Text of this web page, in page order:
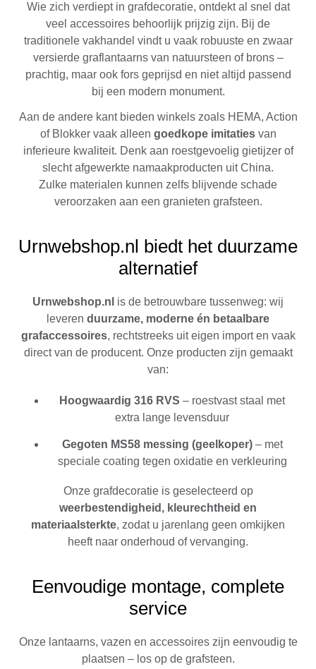
Wie zich verdiept in grafdecoratie, ontdekt al snel dat
veel accessoires behoorlijk prijzig zijn. Bij de
traditionele vakhandel vindt u vaak robuuste en zwaar
versierde graflantaarns van natuursteen of brons –
prachtig, maar ook fors geprijsd en niet altijd passend
bij een modern monument.
Aan de andere kant bieden winkels zoals HEMA, Action
of Blokker vaak alleen goedkope imitatiesvan
inferieure kwaliteit. Denk aan roestgevoelig gietijzer of
slecht afgewerkte namaakproducten uit China.
Zulke materialen kunnen zelfs blijvende schade
veroorzaken aan een granieten grafsteen.
Urnwebshop.nl biedt het duurzame
alternatief
Urnwebshop.nl is de betrouwbare tussenweg: wij
leveren duurzame, moderne én betaalbare
grafaccessoires, rechtstreeks uit eigen import en vaak
direct van de producent. Onze producten zijn gemaakt
van:
Hoogwaardig 316 RVS – roestvast staal met
extra lange levensduur
Gegoten MS58 messing (geelkoper)– met
speciale coating tegen oxidatie en verkleuring
Onze grafdecoratie is geselecteerd op
weerbestendigheid, kleurechtheid en
materiaalsterkte, zodat u jarenlang geen omkijken
heeft naar onderhoud of vervanging.
Eenvoudige montage, complete
service
Onze lantaarns, vazen en accessoires zijn eenvoudig te
plaatsen – los op de grafsteen.